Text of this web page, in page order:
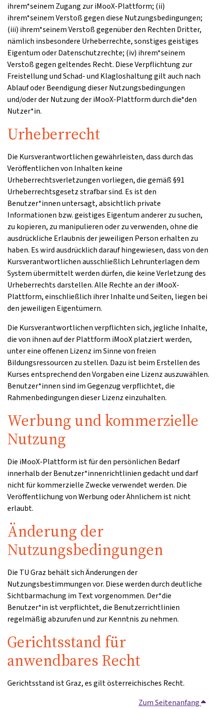
ihrem*seinem Zugang zur iMooX-Plattform; (ii)
ihrem*seinem Verstoß gegen diese Nutzungsbedingungen;
(iii) ihrem*seinem Verstoß gegenüber den Rechten Dritter,
nämlich insbesondere Urheberrechte, sonstiges geistiges
Eigentum oder Datenschutzrechte; (iv) ihrem*seinem
Verstoß gegen geltendes Recht. Diese Verpflichtung zur
Freistellung und Schad- und Klagloshaltung gilt auch nach
Ablauf oder Beendigung dieser Nutzungsbedingungen
und/oder der Nutzung der iMooX-Plattform durch die*den
Nutzer*in.
Urheberrecht
Die Kursverantwortlichen gewährleisten, dass durch das
Veröffentlichen von Inhalten keine
Urheberrechtsverletzungen vorliegen, die gemäß §91
Urheberrechtsgesetz strafbar sind. Es ist den
Benutzer*innen untersagt, absichtlich private
Informationen bzw. geistiges Eigentum anderer zu suchen,
zu kopieren, zu manipulieren oder zu verwenden, ohne die
ausdrückliche Erlaubnis der jeweiligen Person erhalten zu
haben. Es wird ausdrücklich darauf hingewiesen, dass von den
Kursverantwortlichen ausschließlich Lehrunterlagen dem
System übermittelt werden dürfen, die keine Verletzung des
Urheberrechts darstellen. Alle Rechte an der iMooX-
Plattform, einschließlich ihrer Inhalte und Seiten, liegen bei
den jeweiligen Eigentümern.
Die Kursverantwortlichen verpflichten sich, jegliche Inhalte,
die von ihnen auf der Plattform iMooX platziert werden,
unter eine offenen Lizenz im Sinne von freien
Bildungsressourcen zu stellen. Dazu ist beim Erstellen des
Kurses entsprechend den Vorgaben eine Lizenz auszuwählen.
Benutzer*innen sind im Gegenzug verpflichtet, die
Rahmenbedingungen dieser Lizenz einzuhalten.
Werbung und kommerzielle
Nutzung
Die iMooX-Plattform ist für den persönlichen Bedarf
innerhalb der Benutzer*innenrichtlinien gedacht und darf
nicht für kommerzielle Zwecke verwendet werden. Die
Veröffentlichung von Werbung oder Ähnlichem ist nicht
erlaubt.
Änderung der
Nutzungsbedingungen
Die TU Graz behält sich Änderungen der
Nutzungsbestimmungen vor. Diese werden durch deutliche
Sichtbarmachung im Text vorgenommen. Der*die
Benutzer*in ist verpflichtet, die Benutzerrichtlinien
regelmäßig abzurufen und zur Kenntnis zu nehmen.
Gerichtsstand für
anwendbares Recht
Gerichtsstand ist Graz, es gilt österreichisches Recht.
Zum Seitenanfang